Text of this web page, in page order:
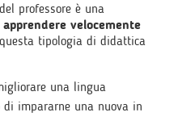
professore è una
velocemente
tipologia di didattica
una lingua
di impararne una nuova in